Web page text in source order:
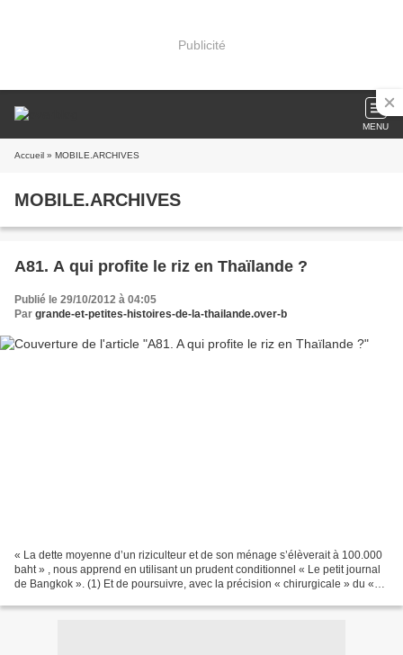
Publicité
MENU
Accueil » MOBILE.ARCHIVES
MOBILE.ARCHIVES
A81. A qui profite le riz en Thaïlande ?
Publié le 29/10/2012 à 04:05
Par grande-et-petites-histoires-de-la-thailande.over-b
« La dette moyenne d’un riziculteur et de son ménage s’élèverait à 100.000
baht » , nous apprend en utilisant un prudent conditionnel « Le petit journal
de Bangkok ». (1) Et de poursuivre, avec la précision « chirurgicale » du «